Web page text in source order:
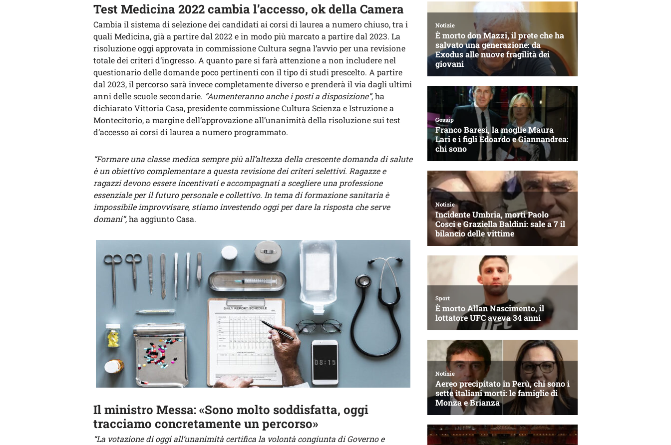
Test Medicina 2022 cambia l’accesso, ok della Camera
Cambia il sistema di selezione dei candidati ai corsi di laurea a numero chiuso, tra i
quali Medicina, già a partire dal 2022 e in modo più marcato a partire dal 2023. La
risoluzione oggi approvata in commissione Cultura segna l’avvio per una revisione
totale dei criteri d’ingresso. A quanto pare si farà attenzione a non includere nel
questionario delle domande poco pertinenti con il tipo di studi prescelto. A partire
dal 2023, il percorso sarà invece completamente diverso e prenderà il via dagli ultimi
anni delle scuole secondarie. “Aumenteranno anche i posti a disposizione”, ha
dichiarato Vittoria Casa, presidente commissione Cultura Scienza e Istruzione a
Montecitorio, a margine dell’approvazione all’unanimità della risoluzione sui test
d’accesso ai corsi di laurea a numero programmato.
“Formare una classe medica sempre più all’altezza della crescente domanda di salute
è un obiettivo complementare a questa revisione dei criteri selettivi. Ragazze e
ragazzi devono essere incentivati e accompagnati a scegliere una professione
essenziale per il futuro personale e collettivo. In tema di formazione sanitaria è
impossibile improvvisare, stiamo investendo oggi per dare la risposta che serve
domani”,ha aggiunto Casa.
Il ministro Messa: «Sono molto soddisfatta, oggi
tracciamo concretamente un percorso»
“La votazione di oggi all’unanimità certifica la volontà congiunta di Governo e